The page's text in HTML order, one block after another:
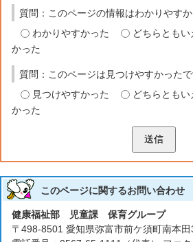
質問：このページの情報はわかりやす
わかりやすかった
どちらともい
かった
質問：このページは見つけやすかったで
見つけやすかった
どちらともい
かった
送信
このページに関するお問い合わせ
健康福祉部 児童課 保育グループ
〒498-8501 愛知県弥富市前ケ須町南本